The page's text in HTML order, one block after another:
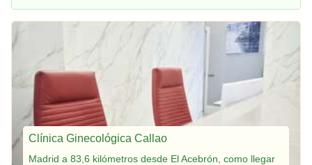
Clínica Ginecológica Callao
Madrid a 83,6 kilómetros desde El Acebrón, como llegar